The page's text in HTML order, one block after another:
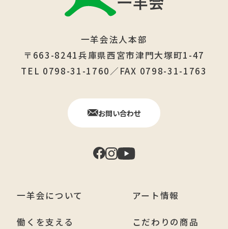
一羊会法人本部
〒663-8241兵庫県西宮市津門大塚町1-47
TEL 0798-31-1760／FAX 0798-31-1763
お問い合わせ
一羊会について
働くを支える
アート情報
こだわりの商品